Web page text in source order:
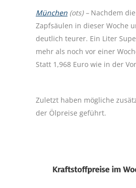
München (ots) – Nachdem
Zapfsäulen in dieser Woche
deutlich teurer. Ein Liter
mehr als noch vor einer
Statt 1,968 Euro wie in der
Zuletzt haben mögliche
der Ölpreise geführt.